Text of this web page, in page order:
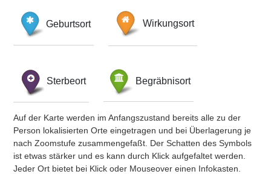
Geburtsort Wirkungsort
Sterbeort Begräbnisort
Auf der Karte werden im Anfangszustand bereits alle zu der
Person lokalisierten Orte eingetragen und bei Überlagerung je
nach Zoomstufe zusammengefaßt. Der Schatten des Symbols
ist etwas stärker und es kann durch Klick aufgefaltet werden.
Jeder Ort bietet bei Klick oder Mouseover einen Infokasten.